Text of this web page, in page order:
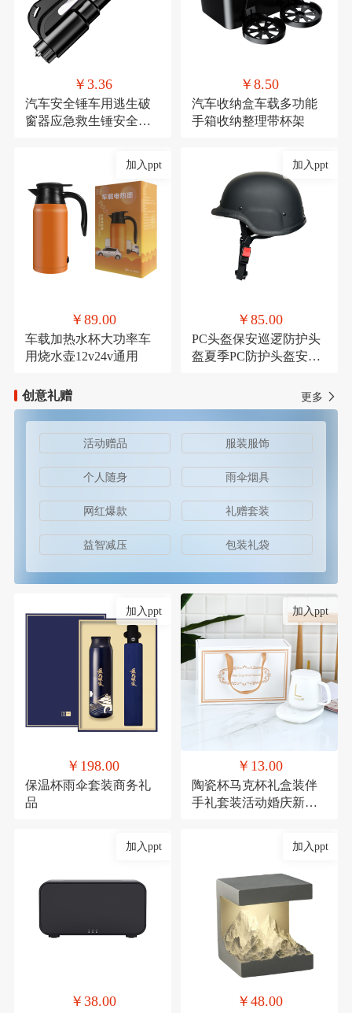
￥3.36
汽车安全锤车用逃生破
窗器应急救生锤安全带
￥8.50
汽车收纳盒车载多功能
手箱收纳整理带杯架
加入ppt
￥89.00
车载加热水杯大功率车
用烧水壶12v24v通用
加入ppt
￥85.00
PC头盔保安巡逻防护头
盔夏季PC防护头盔安保
创意礼赠
更多
活动赠品 服装服饰
个人随身 雨伞烟具
网红爆款 礼赠套装
益智减压 包装礼袋
加入ppt
￥198.00
保温杯雨伞套装商务礼
品
加入ppt
￥13.00
陶瓷杯马克杯礼盒装伴
手礼套装活动婚庆新年
加入ppt
￥38.00
加入ppt
￥48.00